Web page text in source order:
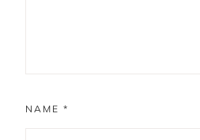
NAME *